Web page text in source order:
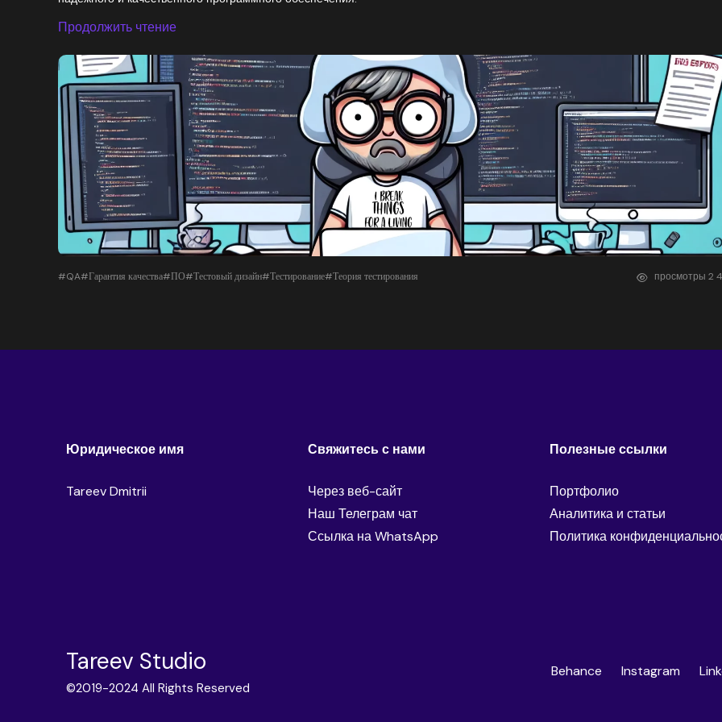
Продолжить чтение
#QA#Гарантия качества#ПО#Тестовый дизайн#Тестирование#Теория тестирования просмотры 2
Юридическое имя
Tareev Dmitrii
Свяжитесь с нами
Через веб-сайт
Наш Телеграм чат
Ссылка на WhatsApp
Полезные ссылки
Портфолио
Аналитика и статьи
Политика
Tareev Studio
©2019-2024 All Rights Reserved
Behance Instagram